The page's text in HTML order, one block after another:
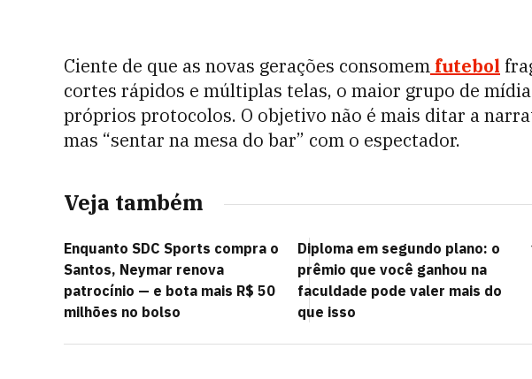
Ciente de que as novas gerações consomem futebol
cortes rápidos e múltiplas telas, o maior grupo de
próprios protocolos. O objetivo não é mais ditar a
mas “sentar na mesa do bar” com o espectador.
Veja também
Enquanto SDC Sports compra o
Santos, Neymar renova
patrocínio — e bota mais R$ 50
milhões no bolso
Diploma em segundo plano: o
prêmio que você ganhou na
faculdade pode valer mais do
que isso